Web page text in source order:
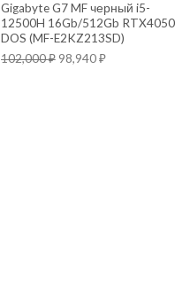
Gigabyte G7 MF черный i5-
12500H 16Gb/512Gb RTX4050
DOS (MF-E2KZ213SD)
102,000₽ 98,940₽